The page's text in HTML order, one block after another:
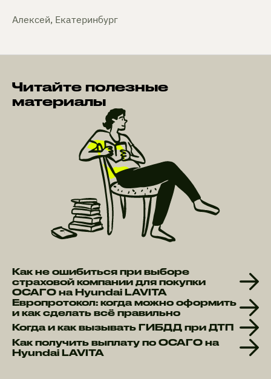
Алексей, Екатеринбург
Читайте полезные
материалы
Как не ошибиться при выборе
страховой компании для покупки
ОСАГО на Hyundai LAVITA
Европротокол: когда можно оформить
и как сделать всё правильно
Когда и как вызывать ГИБДД при ДТП
Как получить выплату по ОСАГО на
Hyundai LAVITA